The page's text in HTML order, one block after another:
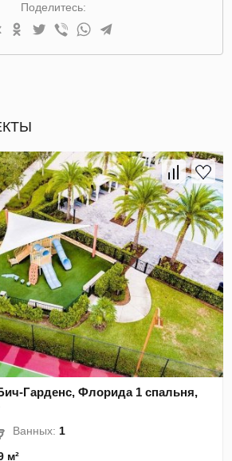
Поделитесь:
Гарденс, Флорида 1 спальня,
Ванных:1
м²